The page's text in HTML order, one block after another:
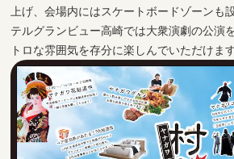
上げ、会場内にはスケートボードゾーンも
テルグランビュー高崎では大衆演劇の公演
トロな雰囲気を存分に楽しんでいただけます